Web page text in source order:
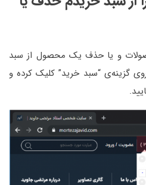
و یا حذف یک محصول از سبد
گزینه‌ی “سبد خرید” کلیک کرده و